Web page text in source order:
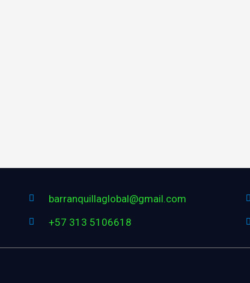
barranquillaglobal@gmail.com
+57 313 5106618